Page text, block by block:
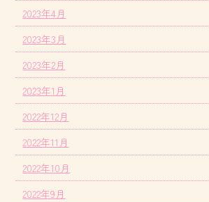
2023年4月
2023年3月
2023年2月
2023年1月
2022年12月
2022年11月
2022年10月
2022年9月